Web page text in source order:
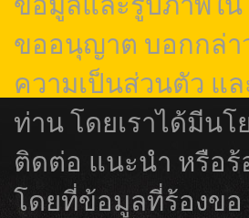
ขออนุญาต บอกกล่า
ความเป็นส่วนตัว แ
ท่าน โดยเราได้มีน
ติดต่อ แนะนำ หรือร้
โดยที่ข้อมูลที่ร้องขอ